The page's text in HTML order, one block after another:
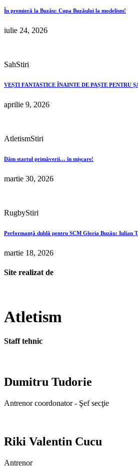
În premieră la Buzău: Cupa Buzăului la modelism!
iulie 24, 2026
SahStiri
VEȘTI FANTASTICE ÎNAINTE DE PAȘTE PENTRU
aprilie 9, 2026
AtletismStiri
Dăm startul primăverii… în mișcare!
martie 30, 2026
RugbyStiri
Performanță dublă pentru SCM Gloria Buzău: Iulian
martie 18, 2026
Site realizat de
Atletism
Staff tehnic
Dumitru Tudorie
Antrenor coordonator - Şef secţie
Riki Valentin Cucu
Antrenor